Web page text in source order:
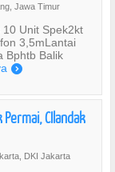
Jawa Timur
Unit Spek2kt
3,5mLantai
Bphtb Balik
)
CIlandak
DKI Jakarta